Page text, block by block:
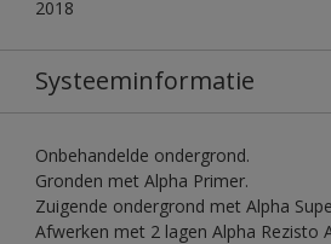
2018
Systeeminformatie
Onbehandelde ondergrond.
Gronden met Alpha Primer.
Zuigende ondergrond met Alpha
Afwerken met 2 lagen Alpha Rezisto